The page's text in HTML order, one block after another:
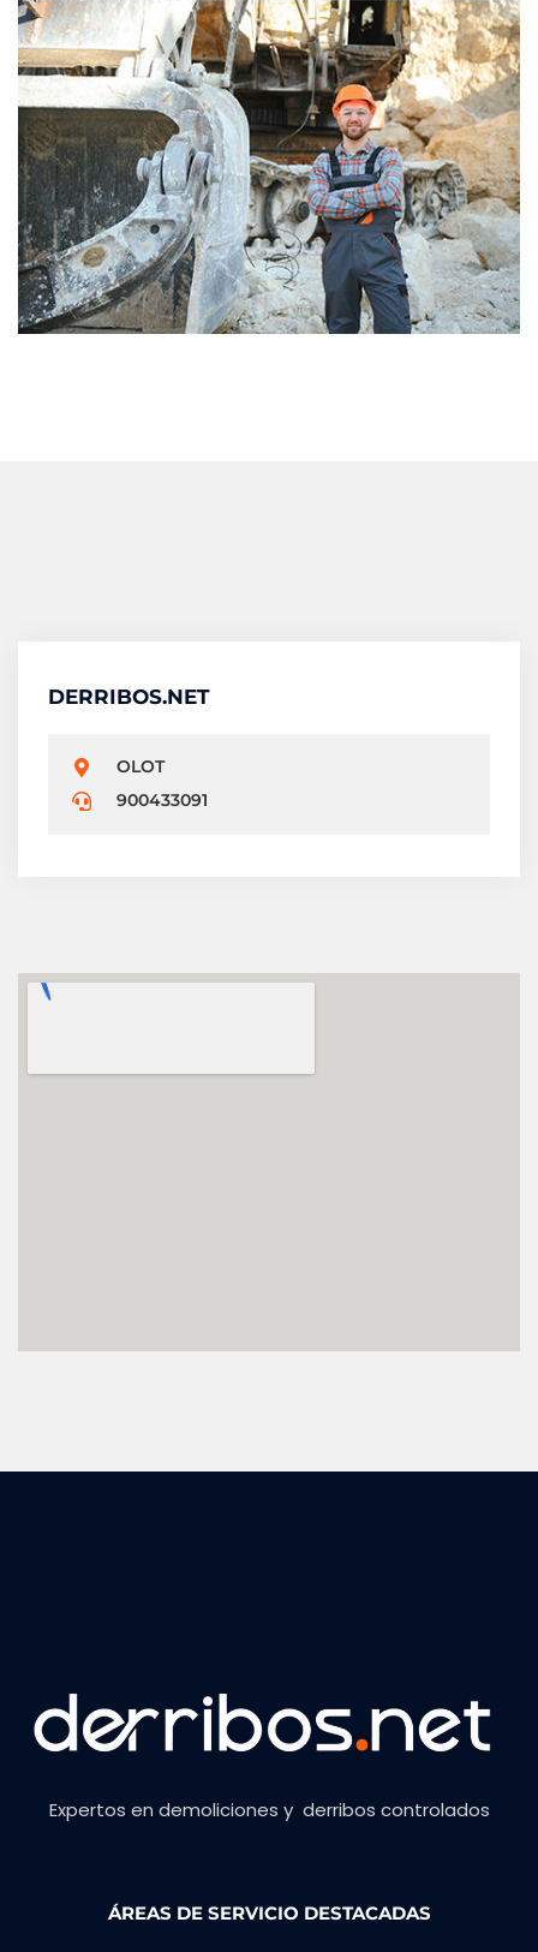
DERRIBOS.NET
OLOT
900433091
Expertos en demoliciones y derribos controlados
ÁREAS DE SERVICIO DESTACADAS